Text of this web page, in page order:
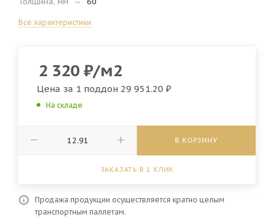
Все характеристики
2 320 ₽/м2
Цена за 1 поддон 29 951.20 ₽
На складе
В КОРЗИНУ
ЗАКАЗАТЬ В 1 КЛИК
Продажа продукции осуществляется кратно целым
транспортным паллетам.